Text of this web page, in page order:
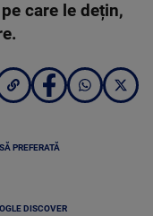
care le dețin,
PREFERATĂ
DISCOVER